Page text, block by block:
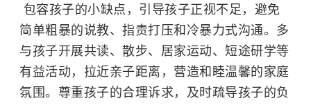
包容孩子的小缺点，引导孩子正视不足，避免
简单粗暴的说教、指责打压和冷暴力式沟通。多
与孩子开展共读、散步、居家运动、短途研学等
有益活动，拉近亲子距离，营造和睦温馨的家庭
氛围。尊重孩子的合理诉求，及时疏导孩子的负